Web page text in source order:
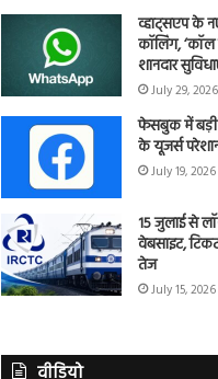
व्हाट्सएप के
कॉलिंग, ‘कॉल
शानदार
July 29, 2026
फेसबुक में बड़ी
के यूजर्स
July 19, 2026
15 जुलाई से
वेबसाइट,
तेज
July 15, 2026
वीडियो